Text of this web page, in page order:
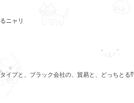
ニャリ
イプと、ブラック会社の、貿易と、どっちとる⁉️